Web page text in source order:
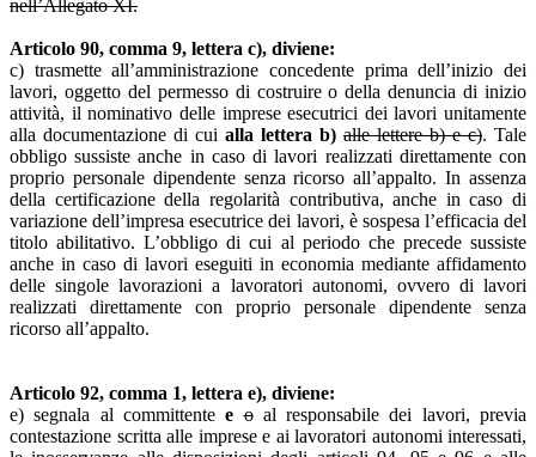
nell’Allegato XI.
Articolo 90, comma 9, lettera c), diviene:
c) trasmette all’amministrazione concedente prima dell’inizio dei
lavori, oggetto del permesso di costruire o della denuncia di inizio
attività, il nominativo delle imprese esecutrici dei lavori unitamente
alla documentazione di cui alla lettera b) alle lettere b) e c). Tale
obbligo sussiste anche in caso di lavori realizzati direttamente con
proprio personale dipendente senza ricorso all’appalto. In assenza
della certificazione della regolarità contributiva, anche in caso di
variazione dell’impresa esecutrice dei lavori, è sospesa l’efficacia del
titolo abilitativo. L’obbligo di cui al periodo che precede sussiste
anche in caso di lavori eseguiti in economia mediante affidamento
delle singole lavorazioni a lavoratori autonomi, ovvero di lavori
realizzati direttamente con proprio personale dipendente senza
ricorso all’appalto.
Articolo 92, comma 1, lettera e), diviene:
e) segnala al committentee oal responsabile dei lavori, previa
contestazione scritta alle imprese e ai lavoratori autonomi interessati,